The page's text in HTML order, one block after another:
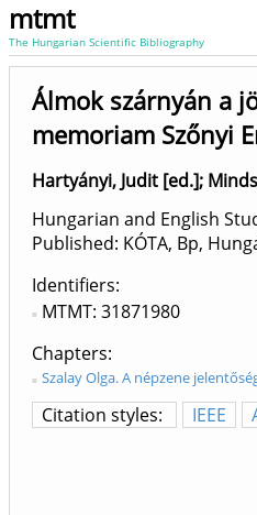
mtmt
The Hungarian Scientific Bibliography
Álmok szárnyán a
memoriam Szőnyi
Hartyányi, Judit [ed.];
Hungarian and English
Published: KÓTA, Bp,
Identifiers
MTMT: 31871980
Chapters
Szalay Olga. A népzene
Citation styles: IEEE